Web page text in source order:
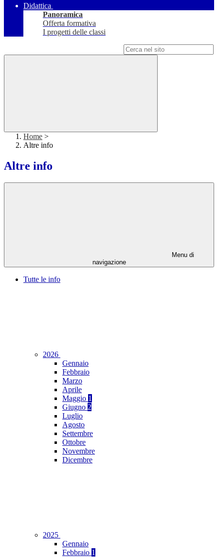
Didattica
Panoramica
Offerta formativa
I progetti delle classi
Home >
Altre info
Altre info
Menu di
navigazione
Tutte le info
2026
Gennaio
Febbraio
Marzo
Aprile
Maggio 1
Giugno 2
Luglio
Agosto
Settembre
Ottobre
Novembre
Dicembre
2025
Gennaio
Febbraio 1